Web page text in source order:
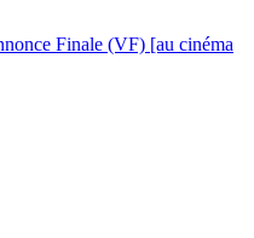
Finale (VF) [au cinéma